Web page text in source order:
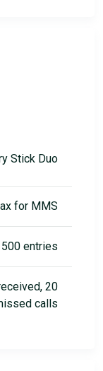
Stick Duo
for MMS
500 entries
20
calls